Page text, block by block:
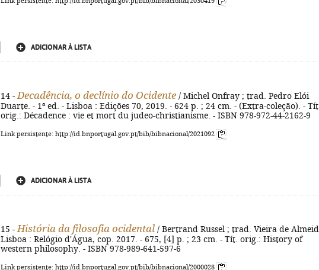
ADICIONAR À LISTA
14 - Decadência, o declínio do Ocidente / Michel Onfray ; trad. Pedro Elói
Duarte. - 1ª ed. - Lisboa : Edições 70, 2019. - 624 p. ; 24 cm. - (Extra-coleção). - Tít.
orig.: Décadence : vie et mort du judeo-christianisme. - ISBN 978-972-44-2162-9
Link persistente: http://id.bnportugal.gov.pt/bib/bibnacional/2021092
ADICIONAR À LISTA
15 - História da filosofia ocidental / Bertrand Russel ; trad. Vieira de
Lisboa : Relógio d'Água, cop. 2017. - 675, [4] p. ; 23 cm. - Tít. orig.: History of
western philosophy. - ISBN 978-989-641-597-6
Link persistente: http://id.bnportugal.gov.pt/bib/bibnacional/2000028